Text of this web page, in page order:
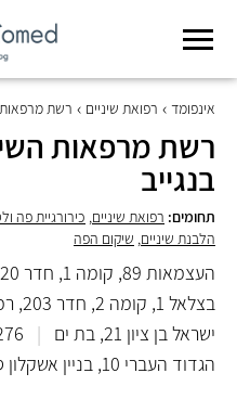
אינפומד רפואת שיניים רשת מרפאות
רשת מרפאות
בנגייב
תחומים: רפואת שיניים, כירורגיית פה
הלבנת שיניים, שיקום הפה
העצמאות 89, קומה 1, חדר 220, אשדוד
בצלאל 1, קומה 2, חדר 203, רמת גן
ישראל בן ציון 21, בת ים
|
הגדוד העברי 10, בניין אשקלון סנטר, אשקלון